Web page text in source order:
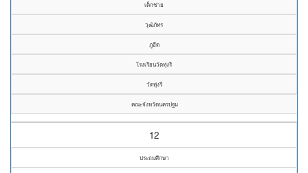
เด็กชาย
วุฒิภัทร
ภูอืด
โรงเรียนวัดทุ่งรี
วัดทุ่งรี
คณะจังหวัดนครปฐม
12
ประถมศึกษา